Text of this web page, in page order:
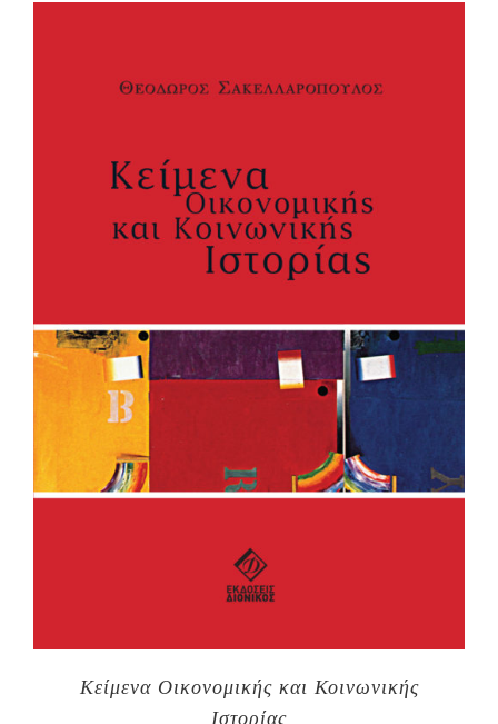
€10,60.
Κείμενα Οικονομικής και Κοινωνικής
Ιστορίας